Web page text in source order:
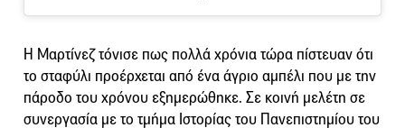
Η Μαρτίνεζ τόνισε πως πολλά χρόνια τώρα πίστευαν ότι
το σταφύλι προέρχεται από ένα άγριο αμπέλι που με την
πάροδο του χρόνου εξημερώθηκε. Σε κοινή μελέτη σε
συνεργασία με το τμήμα Ιστορίας του Πανεπιστημίου του